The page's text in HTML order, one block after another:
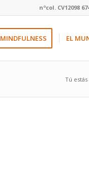
nºcol. CV12098
MINDFULNESS EL
Tú estás